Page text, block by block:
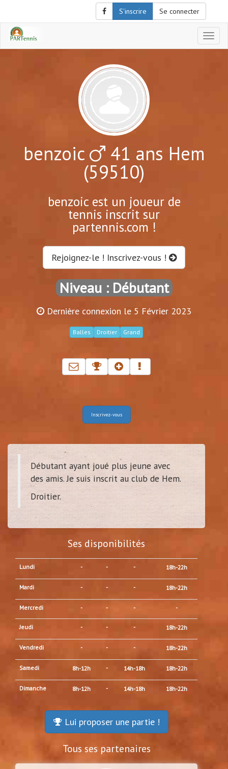
S'inscrire Se connecter
le
benzoic 41 ans Hem
(59510)
benzoic est un joueur de
tennis inscrit sur
partennis.com !
Rejoignez-le ! Inscrivez-vous !
Niveau : Débutant
Dernière connexion le 5 Février 2023
Balles Droitier Grand
Inscrivez-vous
Débutant ayant joué plus jeune avec
des amis. Je suis inscrit au club de Hem.
Droitier.
Ses disponibilités
Lundi - - - 18h-22h
Mardi - - - 18h-22h
Mercredi - - - -
Jeudi - - - 18h-22h
Vendredi - - - 18h-22h
Samedi 8h-12h - 14h-18h 18h-22h
Dimanche 8h-12h - 14h-18h 18h-22h
Lui proposer une partie !
Tous ses partenaires